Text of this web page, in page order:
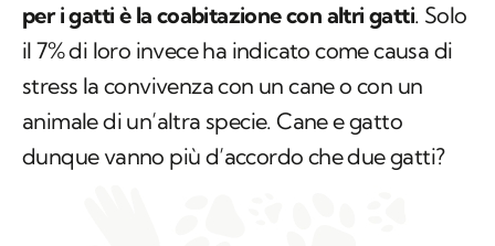
per i gatti è la coabitazione con altri gatti. Solo
il 7% di loro invece ha indicato come causa di
stress la convivenza con un cane o con un
animale di un’altra specie. Cane e gatto
dunque vanno più d’accordo che due gatti?